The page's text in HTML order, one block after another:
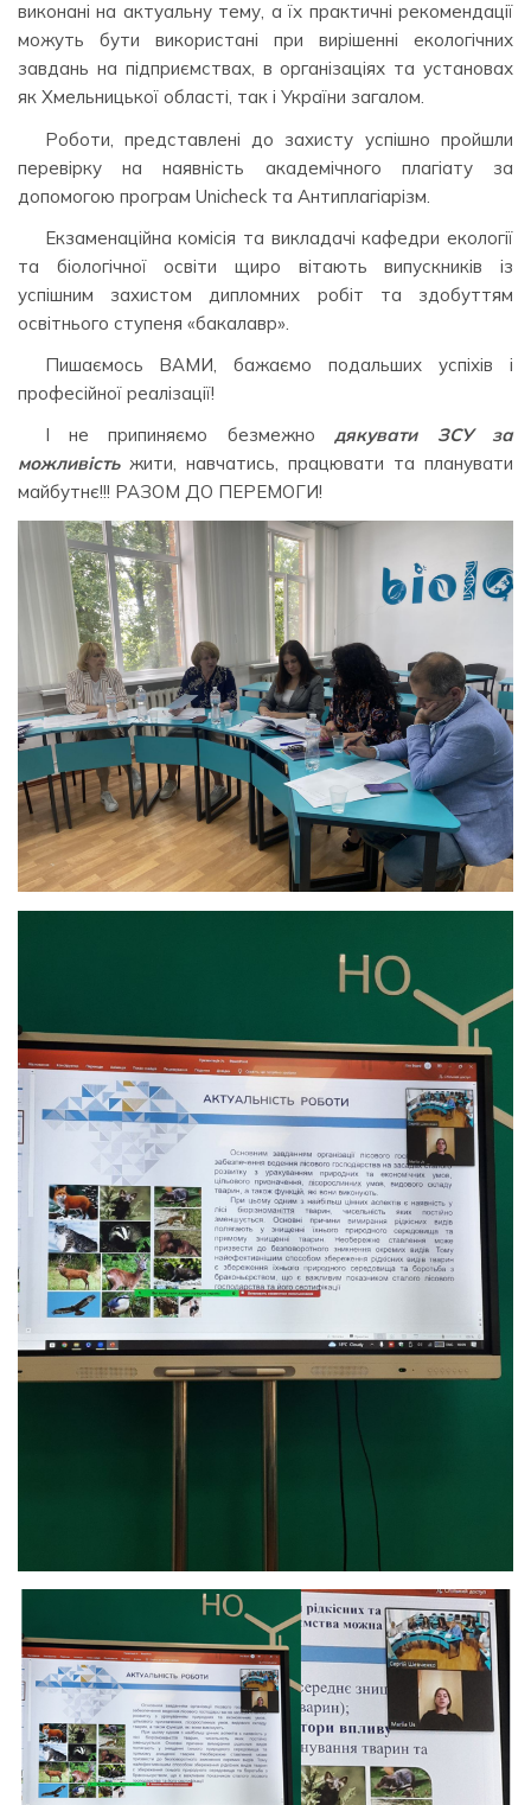
виконані на актуальну тему, а їх практичні рекомендації
можуть бути використані при вирішенні екологічних
завдань на підприємствах, в організаціях та установах
як Хмельницької області, так і України загалом.
Роботи, представлені до захисту успішно пройшли
перевірку на наявність академічного плагіату за
допомогою програм Unicheсk та Антиплагіарізм.
Екзаменаційна комісія та викладачі кафедри екології
та біологічної освіти щиро вітають випускників із
успішним захистом дипломних робіт та здобуттям
освітнього ступеня «бакалавр».
Пишаємось ВАМИ, бажаємо подальших успіхів і
професійної реалізації!
І не припиняємо безмежнодякувати ЗСУ за
можливістьжити, навчатись, працювати та планувати
майбутнє!!! РАЗОМ ДО ПЕРЕМОГИ!